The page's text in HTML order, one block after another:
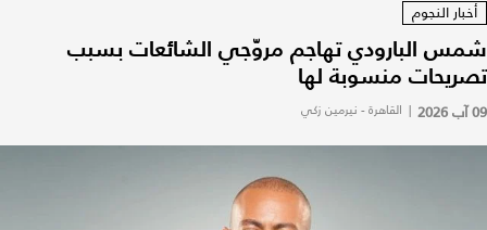
أخبار النجوم
شمس البارودي تهاجم مروّجي الشائعات بسبب
تصريحات منسوبة لها
09 آب 2026 | القاهرة - نيرمين زكي